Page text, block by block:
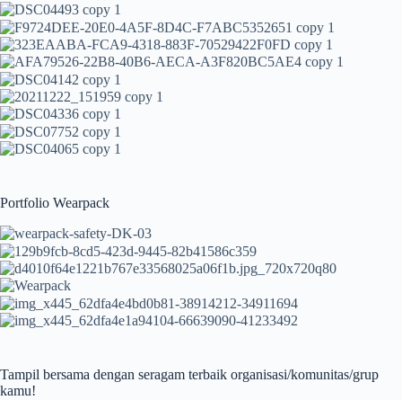
Portfolio Wearpack
Tampil bersama dengan seragam terbaik organisasi/komunitas/grup
kamu!